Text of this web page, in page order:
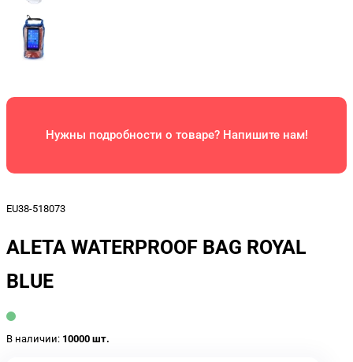
Нужны подробности о товаре? Напишите нам!
EU38-518073
ALETA WATERPROOF BAG ROYAL
BLUE
В наличии: 10000 шт.